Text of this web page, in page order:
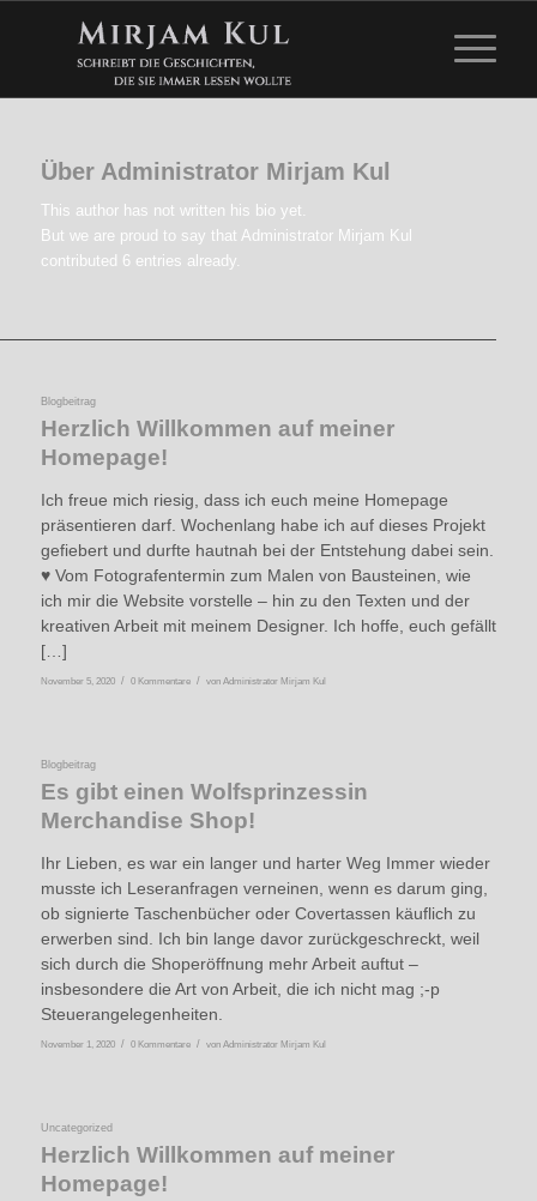
Über Administrator Mirjam Kul
This author has not written his bio yet.
But we are proud to say that Administrator Mirjam Kul
contributed 6 entries already.
Blogbeitrag
Herzlich Willkommen auf meiner
Homepage!
Ich freue mich riesig, dass ich euch meine Homepage
präsentieren darf. Wochenlang habe ich auf dieses Projekt
gefiebert und durfte hautnah bei der Entstehung dabei sein.
♥ Vom Fotografentermin zum Malen von Bausteinen, wie
ich mir die Website vorstelle – hin zu den Texten und der
kreativen Arbeit mit meinem Designer. Ich hoffe, euch gefällt
[…]
November 5, 2020 / 0 Kommentare / von Administrator Mirjam Kul
Blogbeitrag
Es gibt einen Wolfsprinzessin
Merchandise Shop!
Ihr Lieben, es war ein langer und harter Weg Immer wieder
musste ich Leseranfragen verneinen, wenn es darum ging,
ob signierte Taschenbücher oder Covertassen käuflich zu
erwerben sind. Ich bin lange davor zurückgeschreckt, weil
sich durch die Shoperöffnung mehr Arbeit auftut –
insbesondere die Art von Arbeit, die ich nicht mag ;-p
Steuerangelegenheiten.
November 1, 2020 / 0 Kommentare / von Administrator Mirjam Kul
Uncategorized
Herzlich Willkommen auf meiner
Homepage!